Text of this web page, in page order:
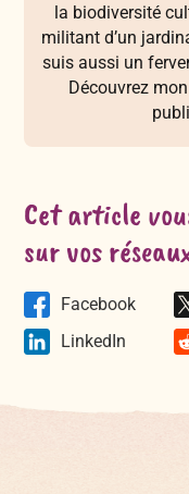
la biodiversité
militant d’un
suis aussi un
Découvrez
Cet article
sur vos
Facebook
LinkedIn